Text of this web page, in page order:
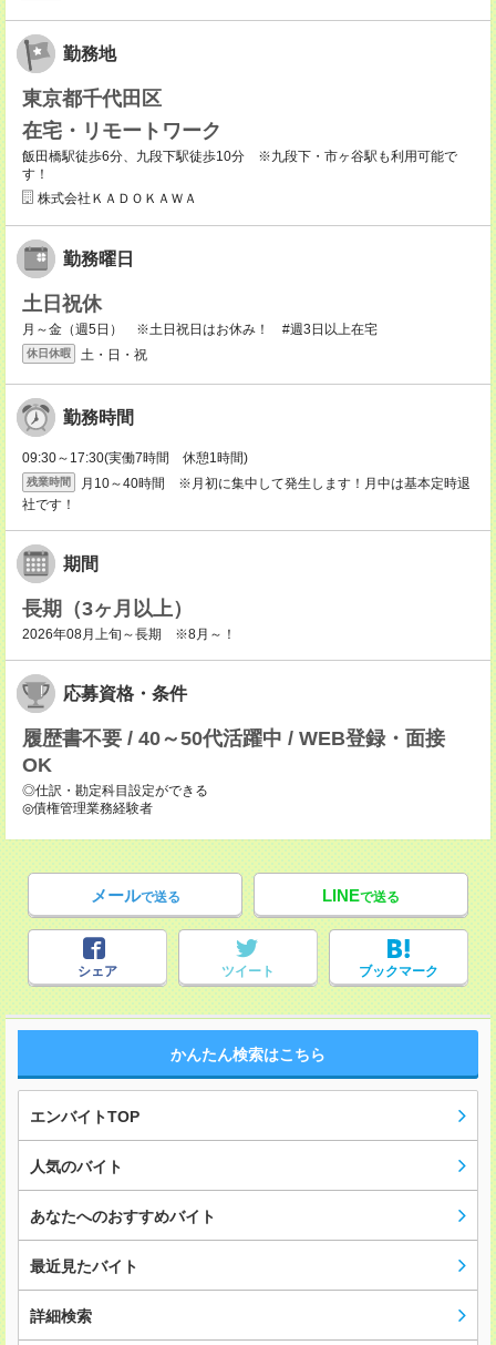
勤務地
東京都千代田区
在宅・リモートワーク
飯田橋駅徒歩6分、九段下駅徒歩10分 ※九段下・市ヶ谷駅も利用可能で
す！
株式会社ＫＡＤＯＫＡＷＡ
勤務曜日
土日祝休
月～金（週5日） ※土日祝日はお休み！ #週3日以上在宅
休日休暇 土・日・祝
勤務時間
09:30～17:30(実働7時間 休憩1時間)
残業時間
月10～40時間 ※月初に集中して発生します！月中は基本定時退
社です！
期間
長期（3ヶ月以上）
2026年08月上旬～長期 ※8月～！
応募資格・条件
履歴書不要 / 40～50代活躍中 / WEB登録・面接
OK
◎仕訳・勘定科目設定ができる
◎債権管理業務経験者
メールで送る LINEで送る
シェア ツイート ブックマーク
かんたん検索はこちら
エンバイトTOP
人気のバイト
あなたへのおすすめバイト
最近見たバイト
詳細検索